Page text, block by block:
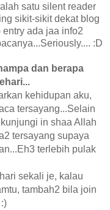
satu silent reader
sikit-sikit dekat blog
ada jaa info2
:D
dan berapa
kehidupan aku,
tersayang...Selain
in shaa Allah
tersayang supaya
terlebih pulak
sekali je, kalau
tambah2 bila join